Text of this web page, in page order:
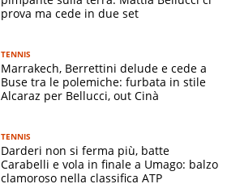
prova ma cede in due set
TENNIS
Marrakech, Berrettini delude e cede a
Buse tra le polemiche: furbata in stile
Alcaraz per Bellucci, out Cinà
TENNIS
Darderi non si ferma più, batte
Carabelli e vola in finale a Umago: balzo
clamoroso nella classifica ATP